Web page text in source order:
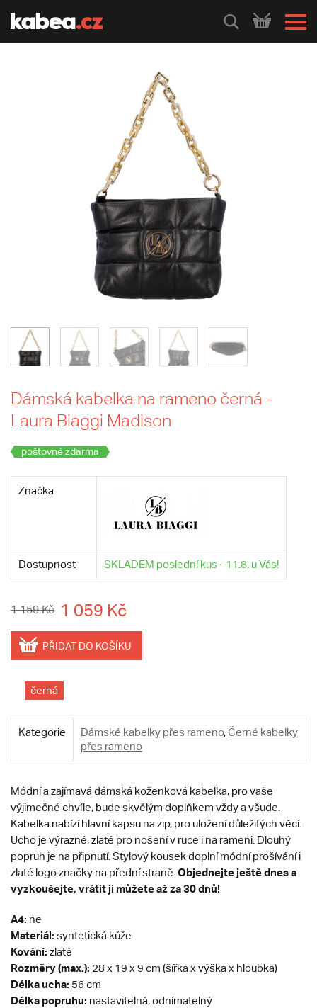
HLEDEJ
Dámská kabelka na rameno černá -
Laura Biaggi Madison
poštovné zdarma
Značka
Dostupnost SKLADEM poslední kus - 11.8. u Vás!
1 159 Kč 1 059 Kč
PŘIDAT DO KOŠÍKU
černá
Kategorie Dámské kabelky přes rameno,Černé kabelky
přes rameno
Módní a zajímavá dámská koženková kabelka, pro vaše
výjimečné chvíle, bude skvělým doplňkem vždy a všude.
Kabelka nabízí hlavní kapsu na zip, pro uložení důležitých věcí.
Ucho je výrazné, zlaté pro nošení v ruce i na rameni. Dlouhý
popruh je na připnutí. Stylový kousek doplní módní prošívání i
zlaté logo značky na přední straně. Objednejte ještě dnes a
vyzkoušejte, vrátit ji můžete až za 30 dnů!
A4: ne
Materiál: syntetická kůže
Kování: zlaté
Rozměry (max.): 28 x 19 x 9 cm (šířka x výška x hloubka)
Délka ucha: 56 cm
Délka popruhu: nastavitelná, odnímatelný